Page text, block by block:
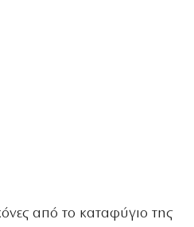
από το καταφύγιο της